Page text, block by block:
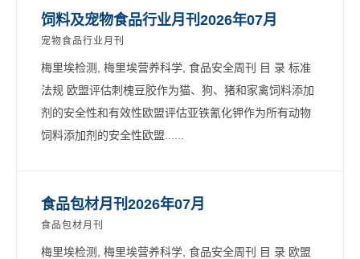
饲料及宠物食品行业月刊2026年07月
宠物食品行业月刊
梅里埃检测, 梅里埃营养科学, 食品安全周刊 目 录 标准
法规 欧盟评估刺槐豆胶作为猫、狗、猪和家禽饲料添加
剂的安全性和有效性欧盟评估亚铁氰化钾作为所有动物
饲料添加剂的安全性欧盟......
食品包材月刊2026年07月
食品包材月刊
梅里埃检测, 梅里埃营养科学, 食品安全周刊 目 录 欧盟